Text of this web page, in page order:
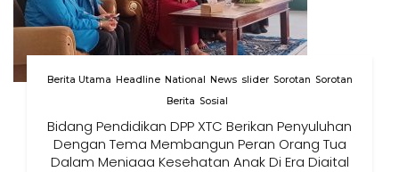
Berita Utama Headline National News slider Sorotan Sorotan
Berita Sosial
Bidang Pendidikan DPP XTC Berikan Penyuluhan
Dengan Tema Membangun Peran Orang Tua
Dalam Menjaga Kesehatan Anak Di Era Digital